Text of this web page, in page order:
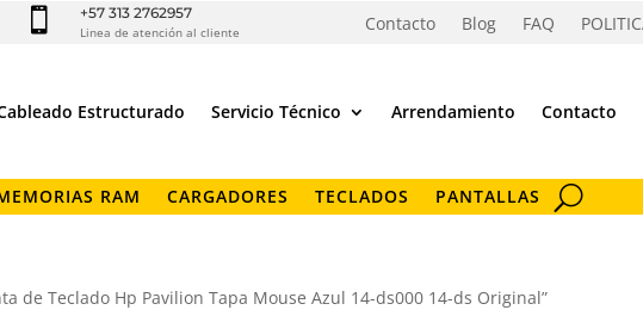
 +57 313 2762957
Linea de atención al cliente Contacto Blog FAQ
Estructurado Servicio Técnico Arrendamiento Contacto
RAM CARGADORES TECLADOS PANTALLAS
de Teclado Hp Pavilion Tapa Mouse Azul 14-ds000 14-ds Original”